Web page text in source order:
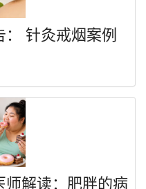
针灸戒烟案例
解读：肥胖的病